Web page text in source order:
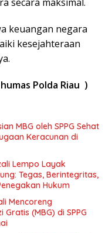
keuangan negara
kesejahteraan
Polda Riau )
MBG oleh SPPG Sehat
Keracunan di
Lempo Layak
Tegas, Berintegritas,
Hukum
Mencoreng
(MBG) di SPPG